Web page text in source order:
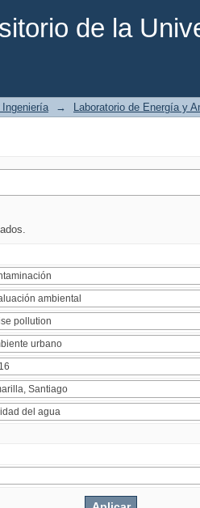
de la
Ingeniería → Laboratorio de Energía y